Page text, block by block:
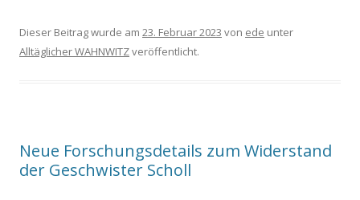
Dieser Beitrag wurde am 23. Februar 2023 von ede unter
Alltäglicher WAHNWITZveröffentlicht.
Neue Forschungsdetails zum Widerstand
der Geschwister Scholl